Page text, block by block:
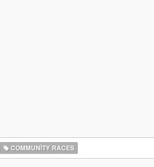
COMMUNITY RACES